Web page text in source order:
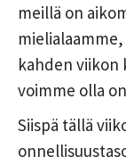
meillä on
kahden viikon
voimme olla
Siispä tällä